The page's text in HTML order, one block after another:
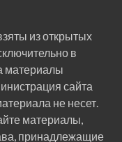
из открытых
в
материалы
сайта
не несет.
материалы,
принадлежащие